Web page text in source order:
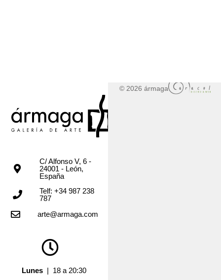
C/ Alfonso V, 6 -
24001 - León,
España
Telf: +34 987 238
787
arte@armaga.com
Lunes | 18 a 20:30
© 2026 ármaga